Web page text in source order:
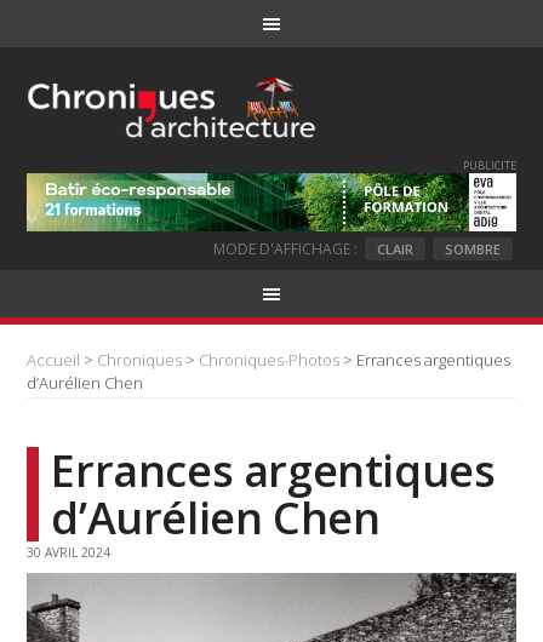
PUBLICITE
MODE D'AFFICHAGE : CLAIR SOMBRE
Accueil > Chroniques > Chroniques-Photos > Errances argentiques
d’Aurélien Chen
Errances argentiques
d’Aurélien Chen
30 AVRIL 2024